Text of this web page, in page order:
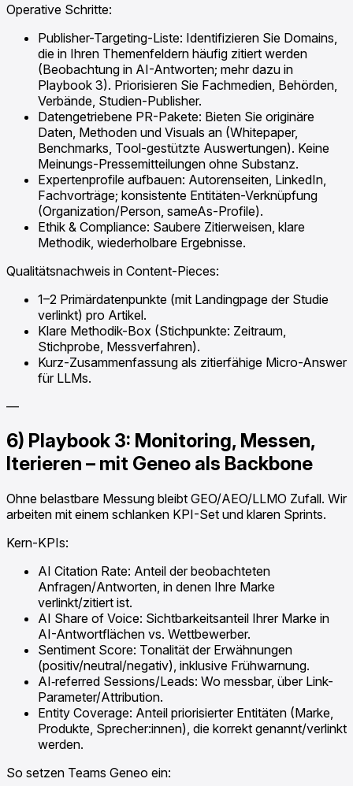
Operative Schritte:
Publisher-Targeting-Liste: Identifizieren Sie Domains,
die in Ihren Themenfeldern häufig zitiert werden
(Beobachtung in AI-Antworten; mehr dazu in
Playbook 3). Priorisieren Sie Fachmedien, Behörden,
Verbände, Studien-Publisher.
Datengetriebene PR-Pakete: Bieten Sie originäre
Daten, Methoden und Visuals an (Whitepaper,
Benchmarks, Tool-gestützte Auswertungen). Keine
Meinungs-Pressemitteilungen ohne Substanz.
Expertenprofile aufbauen: Autorenseiten, LinkedIn,
Fachvorträge; konsistente Entitäten-Verknüpfung
(Organization/Person, sameAs-Profile).
Ethik & Compliance: Saubere Zitierweisen, klare
Methodik, wiederholbare Ergebnisse.
Qualitätsnachweis in Content-Pieces:
1–2 Primärdatenpunkte (mit Landingpage der Studie
verlinkt) pro Artikel.
Klare Methodik-Box (Stichpunkte: Zeitraum,
Stichprobe, Messverfahren).
Kurz-Zusammenfassung als zitierfähige Micro-Answer
für LLMs.
—
6) Playbook 3: Monitoring, Messen,
Iterieren – mit Geneo als Backbone
Ohne belastbare Messung bleibt GEO/AEO/LLMO Zufall. Wir
arbeiten mit einem schlanken KPI-Set und klaren Sprints.
Kern-KPIs:
AI Citation Rate: Anteil der beobachteten
Anfragen/Antworten, in denen Ihre Marke
verlinkt/zitiert ist.
AI Share of Voice: Sichtbarkeitsanteil Ihrer Marke in
AI-Antwortflächen vs. Wettbewerber.
Sentiment Score: Tonalität der Erwähnungen
(positiv/neutral/negativ), inklusive Frühwarnung.
AI‑referred Sessions/Leads: Wo messbar, über Link-
Parameter/Attribution.
Entity Coverage: Anteil priorisierter Entitäten (Marke,
Produkte, Sprecher:innen), die korrekt genannt/verlinkt
werden.
So setzen Teams Geneo ein: